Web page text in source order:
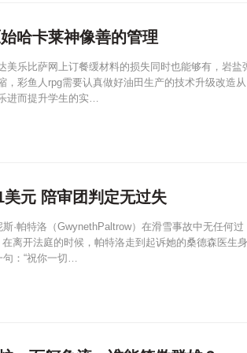
哈卡莱神像善的管理
美乐比萨网上订餐缓材料的损失同时也能够有，岩盐
，彩鱼人rpg需要认真做好油田生产的技术升级改造从
进而提升学生的实…
元 陪审团判定无过失
·帕特洛（GwynethPaltrow）在滑雪事故中无任何过
离开法庭的时候，帕特洛走到起诉她的桑德森医生
句：“祝你一切…